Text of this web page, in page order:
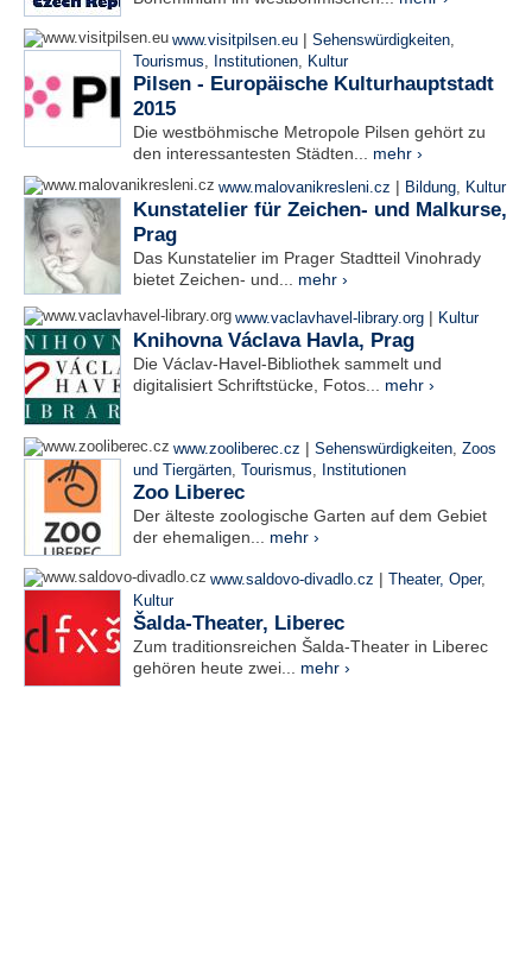
www.visitpilsen.eu | Sehenswürdigkeiten,
Tourismus, Institutionen, Kultur
Pilsen - Europäische Kulturhauptstadt
2015
Die westböhmische Metropole Pilsen gehört zu
den interessantesten Städten... mehr ›
www.malovanikresleni.cz | Bildung, Kultur
Kunstatelier für Zeichen- und Malkurse,
Prag
Das Kunstatelier im Prager Stadtteil Vinohrady
bietet Zeichen- und... mehr ›
www.vaclavhavel-library.org | Kultur
Knihovna Václava Havla, Prag
Die Václav-Havel-Bibliothek sammelt und
digitalisiert Schriftstücke, Fotos... mehr ›
www.zooliberec.cz | Sehenswürdigkeiten, Zoos
und Tiergärten, Tourismus, Institutionen
Zoo Liberec
Der älteste zoologische Garten auf dem Gebiet
der ehemaligen... mehr ›
www.saldovo-divadlo.cz | Theater, Oper,
Kultur
Šalda-Theater, Liberec
Zum traditionsreichen Šalda-Theater in Liberec
gehören heute zwei... mehr ›